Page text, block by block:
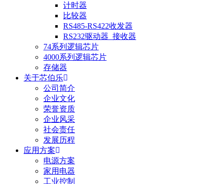
计时器
比较器
RS485-RS422收发器
RS232驱动器_接收器
74系列逻辑芯片
4000系列逻辑芯片
存储器
关于芯伯乐
公司简介
企业文化
荣誉资质
企业风采
社会责任
发展历程
应用方案
电源方案
家用电器
工业控制